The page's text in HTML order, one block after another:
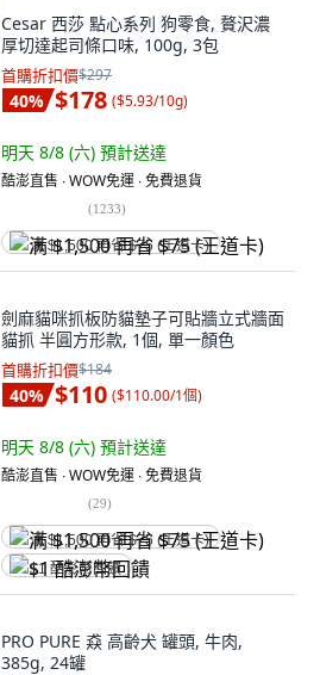
Cesar 西莎 點心系列 狗零食, 贅沢濃
厚切達起司條口味, 100g, 3包
首購折扣價$297
40% $178 ($5.93/10g)
明天 8/8 (六) 預計送達
酷澎直售 ∙ WOW免運 ∙ 免費退貨
(1233)
满 $1,500 再省 $75 (王道卡)
劍麻貓咪抓板防貓墊子可貼牆立式牆面
貓抓 半圓方形款, 1個, 單一顏色
首購折扣價$184
40% $110 ($110.00/1個)
明天 8/8 (六) 預計送達
酷澎直售 ∙ WOW免運 ∙ 免費退貨
(29)
满 $1,500 再省 $75 (王道卡)
$1 酷澎幣回饋
PRO PURE 猋 高齡犬 罐頭, 牛肉,
385g, 24罐